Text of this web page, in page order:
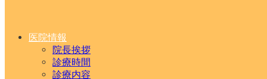
医院情報
院長挨拶
診療時間
診療内容